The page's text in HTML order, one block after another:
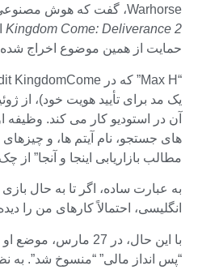
Warhorse، گفت که هوش مصنوعی “اینجا برای ماندن است”
Kingdom Come: Deliverance 2
حمایت از همین موضوع اخراج
آن در استودیو کار می کند. وظیفه
های جستجو، نام آیتم ها، و
مطالب بازاریابی اینجا و آنجا” از
به عبارت ساده، اگر تا به حال بازی
انگلیسی، احتمالاً کارهای من را
با این حال، در 27
“پس انداز مالی” “منسوخ شد”. به